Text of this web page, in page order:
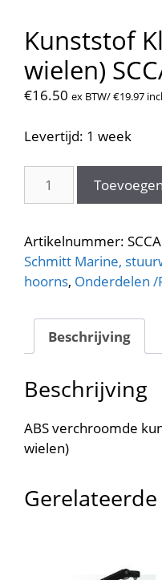
Kunststof
wielen)
€16.50 ex BTW/€19.97
Levertijd: 1 week
Klikdop
wielen)
SCCAP0103
aantal
Artikelnummer:
Schmitt Marine,
hoorns, Onderdelen /
Beschrijving
Beschrijving
ABS verchroomde
wielen)